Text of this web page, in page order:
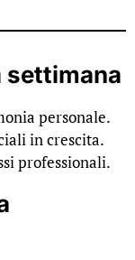
settimana
personale.
in crescita.
professionali.